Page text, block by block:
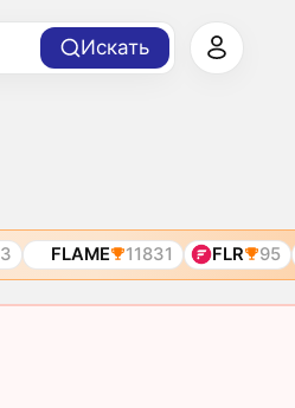
Искать
FLAME 11831 FLR 95